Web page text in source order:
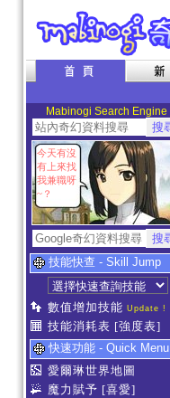
Mabinogi Search Engine
今天有沒
有上來找
我兼職呀
~？
技能快查 - Skill Jump
數值增加技能 Update !
技能消耗表 [強度表]
快速功能 - Quick Menu
愛爾琳世界地圖
魔力賦予 [喜愛]